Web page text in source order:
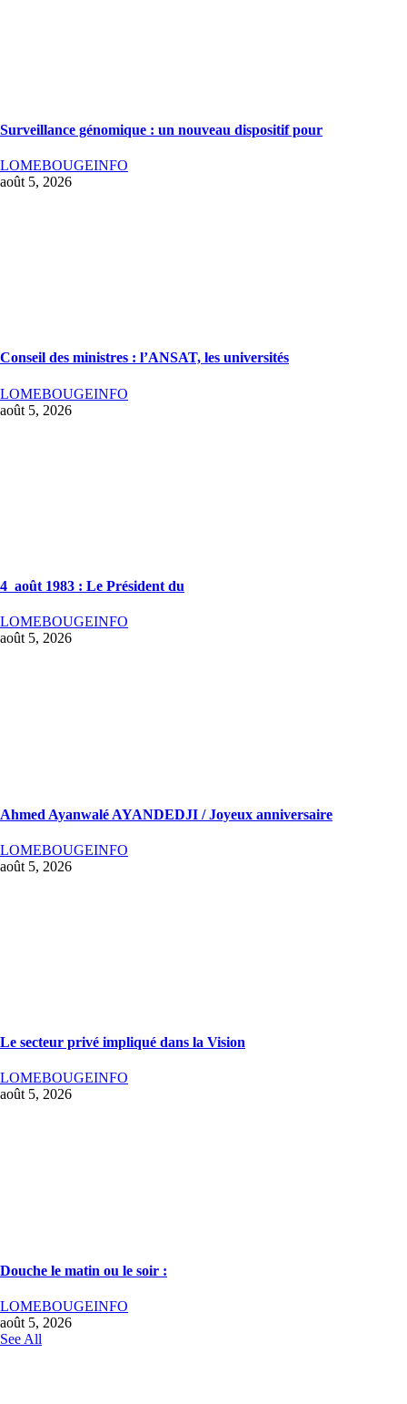
Surveillance génomique : un nouveau dispositif pour
LOMEBOUGEINFO
août 5, 2026
Conseil des ministres : l’ANSAT, les universités
LOMEBOUGEINFO
août 5, 2026
4 août 1983 : Le Président du
LOMEBOUGEINFO
août 5, 2026
Ahmed Ayanwalé AYANDEDJI / Joyeux anniversaire
LOMEBOUGEINFO
août 5, 2026
Le secteur privé impliqué dans la Vision
LOMEBOUGEINFO
août 5, 2026
Douche le matin ou le soir :
LOMEBOUGEINFO
août 5, 2026
See All